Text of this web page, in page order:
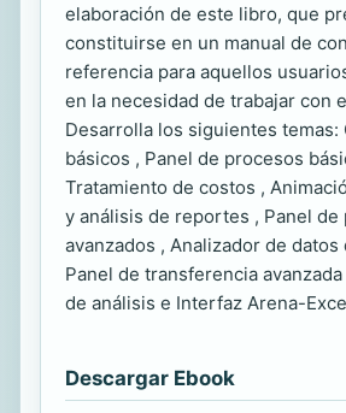
elaboración de este libro, que
constituirse en un manual de
referencia para aquellos
en la necesidad de trabajar con
Desarrolla los siguientes temas:
básicos , Panel de procesos
Tratamiento de costos ,
y análisis de reportes , Panel de
avanzados , Analizador de datos
Panel de transferencia
de análisis e Interfaz Arena-
Descargar Ebook